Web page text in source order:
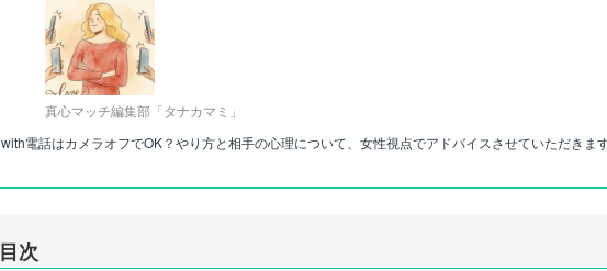
真心マッチ編集部「タナカマミ」
with電話はカメラオフでOK？やり方と相手の心理について、女性視点でアドバイスさせていただきま
目次